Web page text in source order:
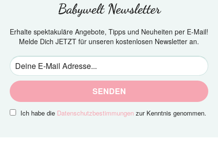
Babywelt Newsletter
Erhalte spektakuläre Angebote, Tipps und Neuheiten per E-Mail!
Melde Dich JETZT für unseren kostenlosen Newsletter an.
SENDEN
Ich habe die Datenschutzbestimmungen zur Kenntnis genommen.